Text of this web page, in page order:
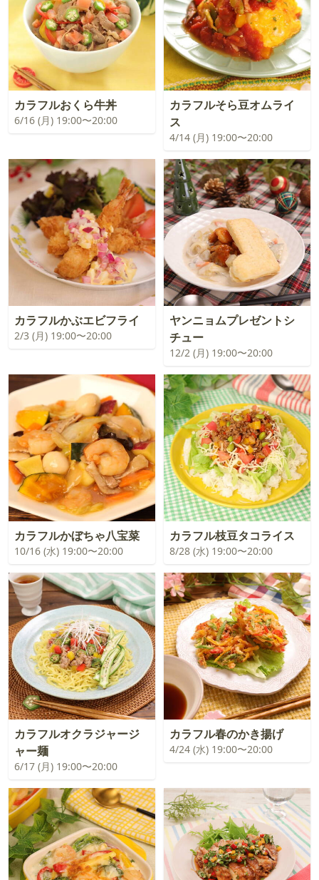
カラフルおくら牛丼
6/16 (月) 19:00〜20:00
カラフルそら豆オムライ
ス
4/14 (月) 19:00〜20:00
カラフルかぶエビフライ
2/3 (月) 19:00〜20:00
ヤンニョムプレゼントシ
チュー
12/2 (月) 19:00〜20:00
カラフルかぼちゃ八宝菜
10/16 (水) 19:00〜20:00
カラフル枝豆タコライス
8/28 (水) 19:00〜20:00
カラフルオクラジャージ
ャー麺
6/17 (月) 19:00〜20:00
カラフル春のかき揚げ
4/24 (水) 19:00〜20:00